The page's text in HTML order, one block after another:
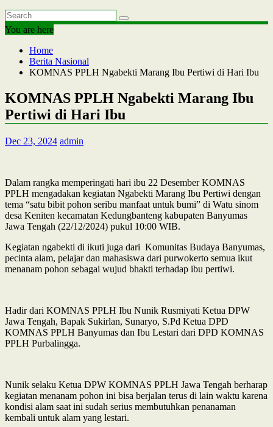
You are here
Home
Berita Nasional
KOMNAS PPLH Ngabekti Marang Ibu Pertiwi di Hari Ibu
KOMNAS PPLH Ngabekti Marang Ibu
Pertiwi di Hari Ibu
Dec 23, 2024 admin
Dalam rangka memperingati hari ibu 22 Desember KOMNAS
PPLH mengadakan kegiatan Ngabekti Marang Ibu Pertiwi dengan
tema “satu bibit pohon seribu manfaat untuk bumi” di Watu sinom
desa Keniten kecamatan Kedungbanteng kabupaten Banyumas
Jawa Tengah (22/12/2024) pukul 10:00 WIB.
Kegiatan ngabekti di ikuti juga dari Komunitas Budaya Banyumas,
pecinta alam, pelajar dan mahasiswa dari purwokerto semua ikut
menanam pohon sebagai wujud bhakti terhadap ibu pertiwi.
Hadir dari KOMNAS PPLH Ibu Nunik Rusmiyati Ketua DPW
Jawa Tengah, Bapak Sukirlan, Sunaryo, S.Pd Ketua DPD
KOMNAS PPLH Banyumas dan Ibu Lestari dari DPD KOMNAS
PPLH Purbalingga.
Nunik selaku Ketua DPW KOMNAS PPLH Jawa Tengah berharap
kegiatan menanam pohon ini bisa berjalan terus di lain waktu karena
kondisi alam saat ini sudah serius membutuhkan penanaman
kembali untuk alam yang lestari.